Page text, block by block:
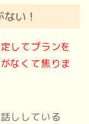
い！
してプランを
なくて焦りま
ししている